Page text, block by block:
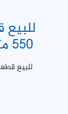
550 متر مربع [رقم العقار 118]